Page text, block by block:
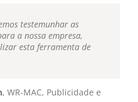
testemunhar as
a nossa empresa,
esta ferramenta de
, WR-MAC, Publicidade e